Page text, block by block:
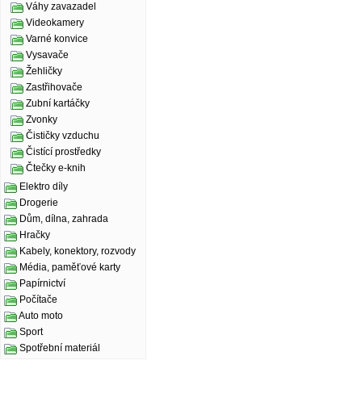
Váhy zavazadel
Videokamery
Varné konvice
Vysavače
Žehličky
Zastřihovače
Zubní kartáčky
Zvonky
Čističky vzduchu
Čistící prostředky
Čtečky e-knih
Elektro díly
Drogerie
Dům, dílna, zahrada
Hračky
Kabely, konektory, rozvody
Média, paměťové karty
Papírnictví
Počítače
Auto moto
Sport
Spotřební materiál